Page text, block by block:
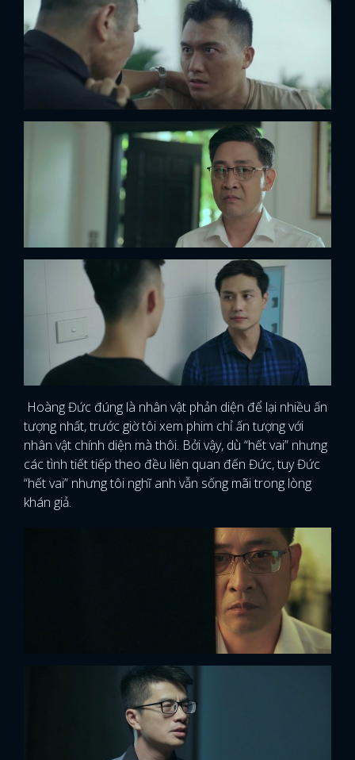
Hoàng Đức đúng là nhân vật phản diện để lại nhiều ấn
tượng nhất, trước giờ tôi xem phim chỉ ấn tượng với
nhân vật chính diện mà thôi. Bởi vậy, dù “hết vai” nhưng
các tình tiết tiếp theo đều liên quan đến Đức, tuy Đức
“hết vai” nhưng tôi nghĩ anh vẫn sống mãi trong lòng
khán giả.